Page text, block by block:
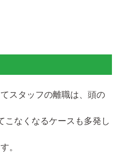
スタッフの離職は、頭の
こなくなるケースも多発し
。